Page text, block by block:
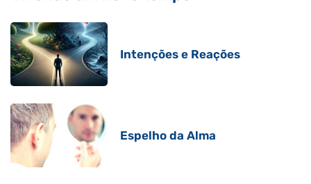
Intenções e Reações
Espelho da Alma